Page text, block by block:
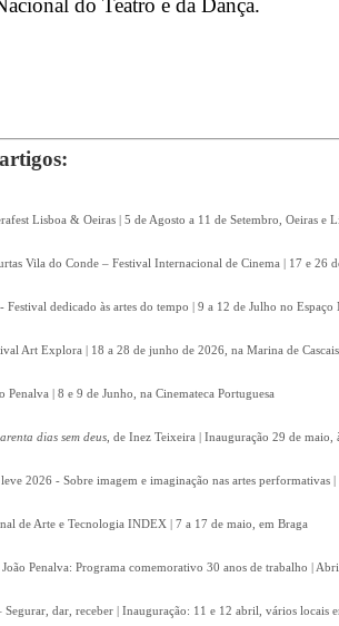
do Teatro e da Dança.
Lisboa & Oeiras | 5 de Agosto a 11 de Setembro, Oeiras e
Vila do Conde – Festival Internacional de Cinema | 17 e 26
Festival dedicado às artes do tempo | 9 a 12 de Julho no
Art Explora | 18 a 28 de junho de 2026, na Marina de Cascais
Penalva | 8 e 9 de Junho, na Cinemateca Portuguesa
dias sem deus , de Inez Teixeira | Inauguração 29 de
2026 - Sobre imagem e imaginação nas artes
de Arte e Tecnologia INDEX | 7 a 17 de maio, em Braga
Penalva: Programa comemorativo 30 anos de trabalho |
Segurar, dar, receber | Inauguração: 11 e 12 abril, vários locais